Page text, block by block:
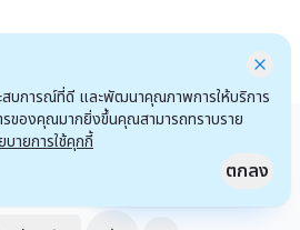
Quick Access
2025 by efin.finance
ใช้งานเว็บไซต์ ประกาศความเป็นส่วนตัว
สบการณ์ที่ดี และพัฒนาคุณภาพการให้บริการ
ของคุณมากยิ่งขึ้นคุณสามารถทราบราย
บายการใช้คุกกี้
ตกลง